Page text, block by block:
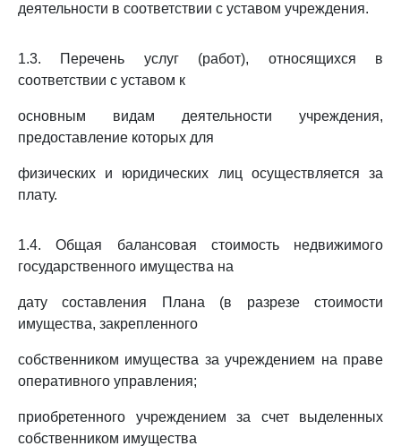
деятельности в соответствии с уставом учреждения.
1.3. Перечень услуг (работ), относящихся в
соответствии с уставом к
основным видам деятельности учреждения,
предоставление которых для
физических и юридических лиц осуществляется за
плату.
1.4. Общая балансовая стоимость недвижимого
государственного имущества на
дату составления Плана (в разрезе стоимости
имущества, закрепленного
собственником имущества за учреждением на праве
оперативного управления;
приобретенного учреждением за счет выделенных
собственником имущества